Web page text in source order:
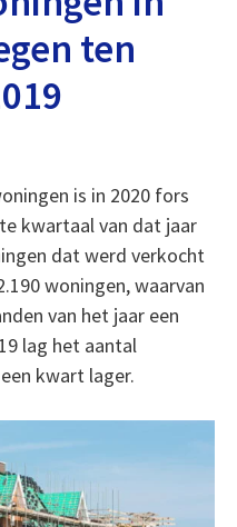
ten
is in 2020 fors
kwartaal van dat jaar
dat werd verkocht
woningen, waarvan
van het jaar een
lag het aantal
kwart lager.